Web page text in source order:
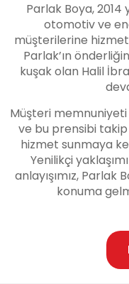
Parlak Boya, 2014
otomotiv ve
müşterilerine
Parlak’ın
kuşak olan Halil
Müşteri
ve bu prensibi
hizmet sunmaya
Yenilikçi
anlayışımız, Parlak
konuma